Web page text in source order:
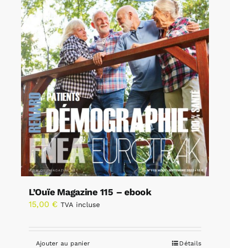
L’Ouïe Magazine 115 – ebook
15,00 € TVA incluse
Ajouter au panier Détails